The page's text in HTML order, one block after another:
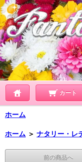
カート
ホーム
ホーム ＞ ナタリー・レ
前の商品へ